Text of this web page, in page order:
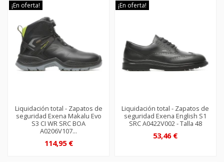
¡En oferta!
Liquidación total - Zapatos de
seguridad Exena Makalu Evo
S3 CI WR SRC BOA
A0206V107...
114,95 €
¡En oferta!
Liquidación total - Zapatos de
seguridad Exena English S1
SRC A0422V002 - Talla 48
53,46 €